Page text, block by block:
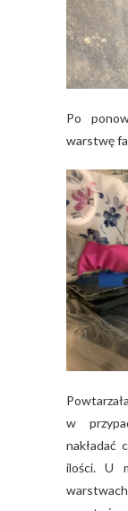
Po
warstwę
w
nakładać
ilości. U